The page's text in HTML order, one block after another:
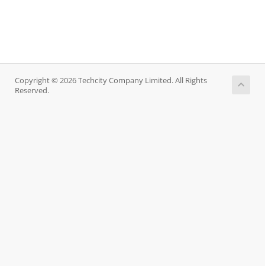
Copyright © 2026 Techcity Company Limited. All Rights
Reserved.